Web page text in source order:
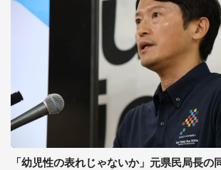
「幼児性の表れじゃないか」元県民局長の